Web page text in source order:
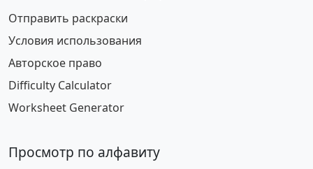
Отправить раскраски
Условия использования
Авторское право
Difficulty Calculator
Worksheet Generator
Просмотр по алфавиту